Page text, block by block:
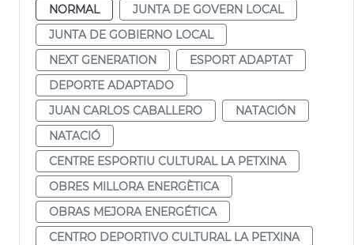
NORMAL
JUNTA DE GOVERN LOCAL
JUNTA DE GOBIERNO LOCAL
NEXT GENERATION
ESPORT ADAPTAT
DEPORTE ADAPTADO
JUAN CARLOS CABALLERO
NATACIÓN
NATACIÓ
CENTRE ESPORTIU CULTURAL LA PETXINA
OBRES MILLORA ENERGÈTICA
OBRAS MEJORA ENERGÉTICA
CENTRO DEPORTIVO CULTURAL LA PETXINA